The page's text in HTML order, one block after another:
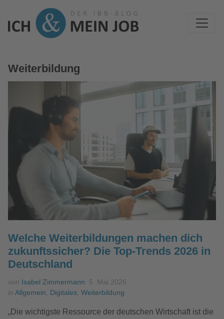
Weiterbildung
Welche Weiterbildungen machen dich
zukunftssicher? Die Top‑Trends 2026 in
Deutschland
von Isabel Zimmermann
5. Mai 2026
in Allgemein Digitales Weiterbildung
„Die wichtigste Ressource der deutschen Wirtschaft ist die